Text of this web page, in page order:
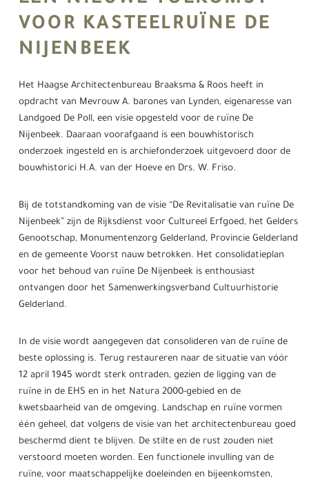
VOOR KASTEELRUÏNE DE
NIJENBEEK
Het Haagse Architectenbureau Braaksma & Roos heeft in
opdracht van Mevrouw A. barones van Lynden, eigenaresse van
Landgoed De Poll, een visie opgesteld voor de ruïne De
Nijenbeek. Daaraan voorafgaand is een bouwhistorisch
onderzoek ingesteld en is archiefonderzoek uitgevoerd door de
bouwhistorici H.A. van der Hoeve en Drs. W. Friso.
Bij de totstandkoming van de visie “De Revitalisatie van ruïne De
Nijenbeek” zijn de Rijksdienst voor Cultureel Erfgoed, het Gelders
Genootschap, Monumentenzorg Gelderland, Provincie Gelderland
en de gemeente Voorst nauw betrokken. Het consolidatieplan
voor het behoud van ruïne De Nijenbeek is enthousiast
ontvangen door het Samenwerkingsverband Cultuurhistorie
Gelderland.
In de visie wordt aangegeven dat consolideren van de ruïne de
beste oplossing is. Terug restaureren naar de situatie van vóór
12 april 1945 wordt sterk ontraden, gezien de ligging van de
ruïne in de EHS en in het Natura 2000-gebied en de
kwetsbaarheid van de omgeving. Landschap en ruïne vormen
één geheel, dat volgens de visie van het architectenbureau goed
beschermd dient te blijven. De stilte en de rust zouden niet
verstoord moeten worden. Een functionele invulling van de
ruïne, voor maatschappelijke doeleinden en bijeenkomsten,